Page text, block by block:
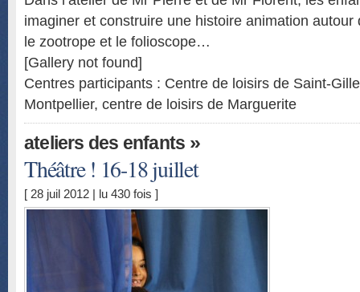
imaginer et construire une histoire animation autour
le zootrope et le folioscope…
[Gallery not found]
Centres participants : Centre de loisirs de Saint-
Montpellier, centre de loisirs de Marguerite
ateliers des enfants »
Théâtre ! 16-18 juillet
[ 28 juil 2012 | lu 430 fois ]